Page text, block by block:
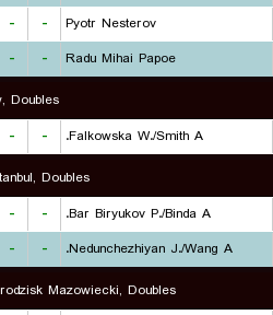
- -
Pyotr Nesterov
- -
Radu Mihai Papoe
Doubles
- -
Falkowska W./Smith A.
Doubles
- -
Bar Biryukov P./Binda A.
- -
Nedunchezhiyan J./Wang A.
Mazowiecki, Doubles